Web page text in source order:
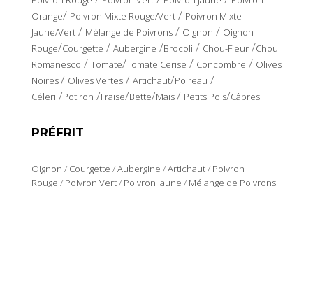
Orange/ Poivron Mixte Rouge/Vert/ Poivron Mixte
Jaune/Vert/ Mélange de Poivrons/ Oignon / Oignon
Rouge/Courgette / Aubergine /Brocoli / Chou-Fleur/Chou
Romanesco / Tomate/Tomate Cerise / Concombre / Olives
Noires/ Olives Vertes/ Artichaut/Poireau /
Céleri /Potiron /Fraise/Bette/Maïs/ Petits Pois/Câpres
PRÉFRIT
Oignon / Courgette /Aubergine /Artichaut/ Poivron
Rouge / Poivron Vert/ Poivron Jaune / Mélange de Poivrons